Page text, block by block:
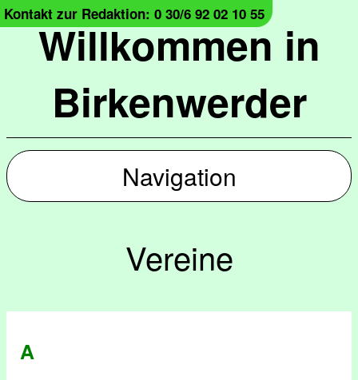
Willkommen in
Birkenwerder
Kontakt zur Redaktion: 0 30/6 92 02 10 55
Navigation
Vereine
A